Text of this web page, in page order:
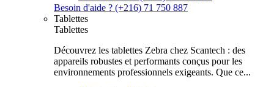
Besoin d'aide ? (+216) 71 750 887
Tablettes
Tablettes
Découvrez les tablettes Zebra chez Scantech : des
appareils robustes et performants conçus pour les
environnements professionnels exigeants. Que ce...